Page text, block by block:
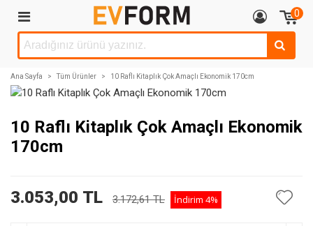
0
Ana Sayfa > Tüm Ürünler > 10 Raflı Kitaplık Çok Amaçlı Ekonomik 170cm
10 Raflı Kitaplık Çok Amaçlı Ekonomik
170cm
3.053,00 TL 3.172,61 TL İndirim 4%